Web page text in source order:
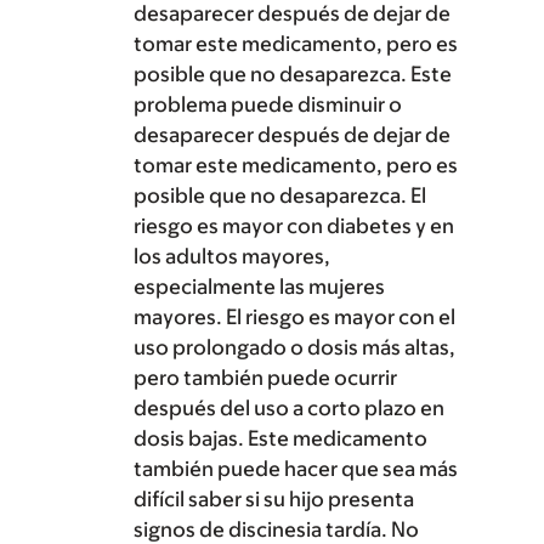
desaparecer después de dejar de
tomar este medicamento, pero es
posible que no desaparezca. Este
problema puede disminuir o
desaparecer después de dejar de
tomar este medicamento, pero es
posible que no desaparezca. El
riesgo es mayor con diabetes y en
los adultos mayores,
especialmente las mujeres
mayores. El riesgo es mayor con el
uso prolongado o dosis más altas,
pero también puede ocurrir
después del uso a corto plazo en
dosis bajas. Este medicamento
también puede hacer que sea más
difícil saber si su hijo presenta
signos de discinesia tardía. No